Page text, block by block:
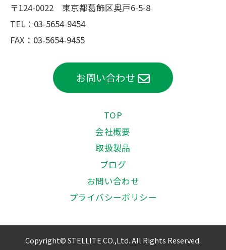
〒124-0022 東京都葛飾区奥戸6-5-8
TEL： 03-5654-9454
FAX：03-5654-9455
お問い合わせ
TOP
会社概要
取扱製品
ブログ
お問い合わせ
プライバシーポリシー
Copyright© STELLITE CO.,Ltd. All Rights Reserved.